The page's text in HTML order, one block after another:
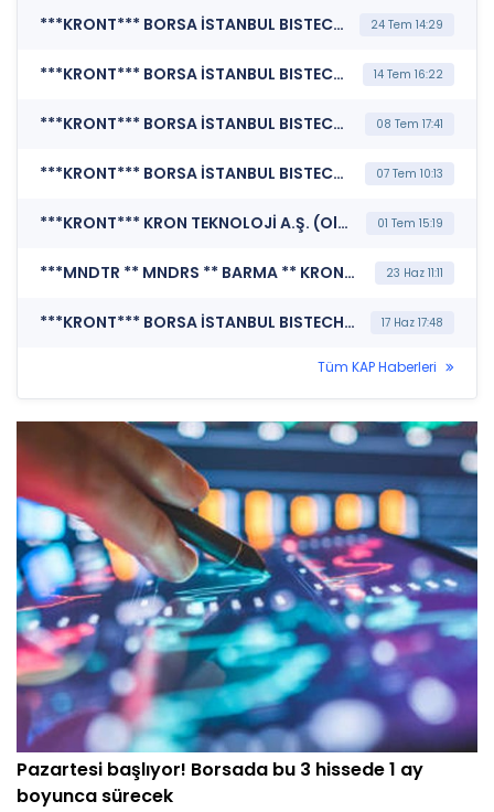
***KRONT*** BORSA İSTANBUL BISTECH DEVRE KESİCİ UYGULAMASI (Pay Bazında Devre Kesici Bildirimi) 24 Tem 14:29
***KRONT*** BORSA İSTANBUL BISTECH DEVRE KESİCİ UYGULAMASI (Pay Bazında Devre Kesici Bildirimi) 14 Tem 16:22
***KRONT*** BORSA İSTANBUL BISTECH DEVRE KESİCİ UYGULAMASI (Pay Bazında Devre Kesici Bildirimi) 08 Tem 17:41
***KRONT*** BORSA İSTANBUL BISTECH DEVRE KESİCİ UYGULAMASI (Pay Bazında Devre Kesici Bildirimi) 07 Tem 10:13
***KRONT*** KRON TEKNOLOJİ A.Ş. (Olağan Dışı Fiyat ve Miktar Hareketleri) 01 Tem 15:19
***MNDTR ** MNDRS ** BARMA ** KRONT ** KONTR ** SISE ** TRALT ** CANTE ** VKING ** SKBNK ** SNGYO ** QUAGR ** CVKMD ** MARMR ** MERCN ** POLHO ** TUKAS ** KUVVA*** MERKEZİ KAYIT KURULUŞU A.Ş. (SPK İşlem Yasağı Nedeniyle Pay Duyurusu) 23 Haz 11:11
***KRONT*** BORSA İSTANBUL BISTECH DEVRE KESİCİ UYGULAMASI (Pay Bazında Devre Kesici Bildirimi) 17 Haz 17:48
Tüm KAP Haberleri
Pazartesi başlıyor! Borsada bu 3 hissede 1 ay
boyunca sürecek